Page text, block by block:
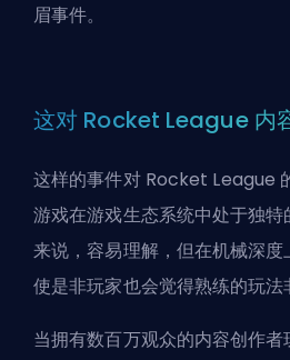
眉事件。
这对 Rocket League 内
这样的事件对 Rocket League
游戏在游戏生态系统中处于独
来说，容易理解，但在机械深
使是非玩家也会觉得熟练的玩法
当拥有数百万观众的内容创作